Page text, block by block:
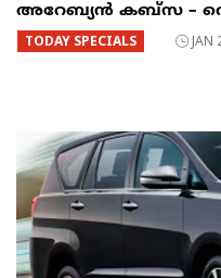
അറേബ്യൻ കബ്സ –
TODAY SPECIALS JAN